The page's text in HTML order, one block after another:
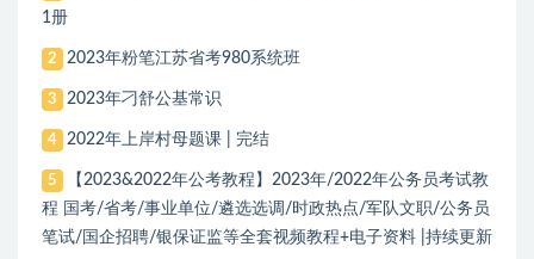
1册
2 2023年粉笔江苏省考980系统班
3 2023年刁舒公基常识
4 2022年上岸村母题课 | 完结
5
【2023&2022年公考教程】2023年/2022年公务员考试教
程 国考/省考/事业单位/遴选选调/时政热点/军队文职/公务员
笔试/国企招聘/银保证监等全套视频教程+电子资料 |持续更新